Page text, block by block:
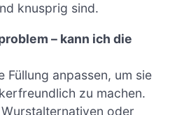
knusprig sind.
– kann ich die
Füllung anpassen, um sie
zu machen.
oder